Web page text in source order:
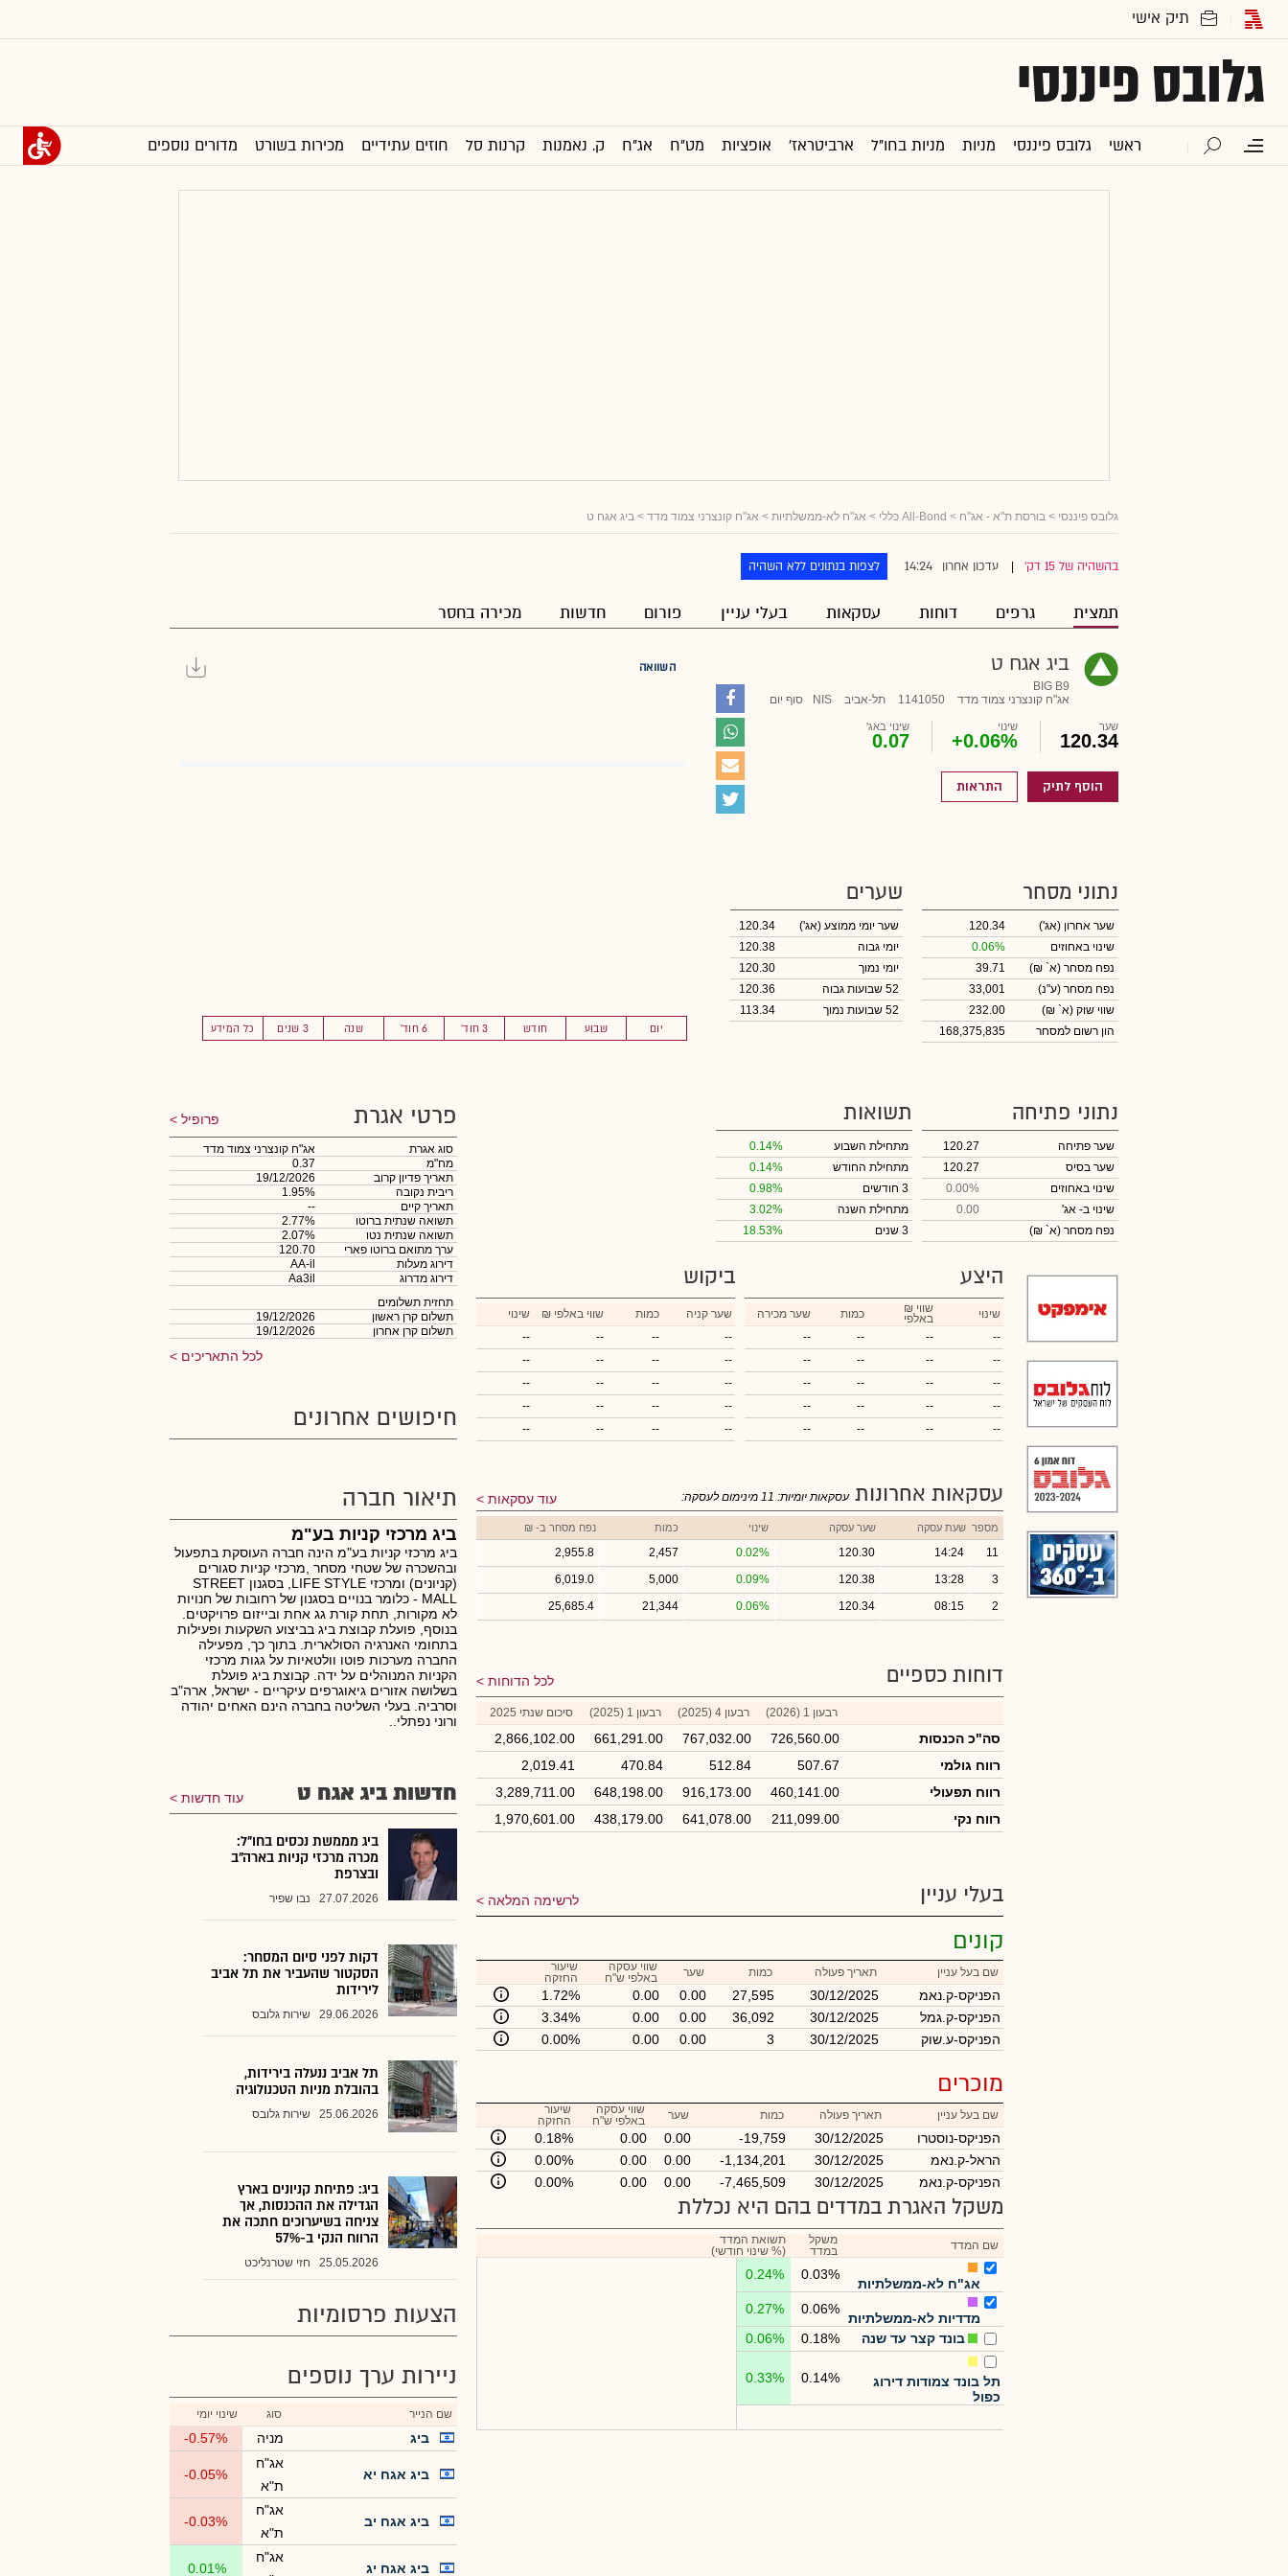
גלובס פיננסי
ראשי גלובס פיננסי מניות מניות בחו"ל ארביטראז' אופציות מט"ח אג"ח ק. נאמנות קרנות סל חוזים עתידיים מכירות בשורט מדורים נוספים
גלובס פיננסי > בורסת ת"א - אג"ח > All-Bond כללי > אג"ח לא-ממשלתיות > אג"ח קונצרני צמוד מדד > ביג אגח ט
בהשהיה של 15 דק' עדכון אחרון 14:24 לצפות בנתונים ללא השהיה
תמצית גרפים דוחות עסקאות בעלי עניין פורום חדשות מכירה בחסר
ביג אגח ט
BIG B9
אג"ח קונצרני צמוד מדד
1141050 תל-אביב NIS סוף יום
שער
120.34
שינוי
+0.06%
שינוי באג'
0.07
הוסף לתיק התראות
השוואה
יום שבוע חודש 3 חוד' 6 חוד' שנה 3 שנים כל המידע
נתוני מסחר
שער אחרון (אג')
120.34
שינוי באחוזים
0.06%
נפח מסחר (א` ₪)
39.71
נפח מסחר (ע"נ)
33,001
שווי שוק (א` ₪)
232.00
הון רשום למסחר
168,375,835
שערים
שער יומי ממוצע (אג')
120.34
יומי גבוה
120.38
יומי נמוך
120.30
52 שבועות גבוה
120.36
52 שבועות נמוך
113.34
נתוני פתיחה
שער פתיחה
120.27
שער בסיס
120.27
שינוי באחוזים
0.00%
שינוי ב- אג'
0.00
נפח מסחר (א` ₪)
תשואות
מתחילת השבוע
0.14%
מתחילת החודש
0.14%
3 חודשים
0.98%
מתחילת השנה
3.02%
3 שנים
18.53%
היצע
שינוי ₪ שווי
באלפי כמות
שער מכירה
--
--
--
--
--
--
--
--
--
--
--
--
--
--
--
--
--
--
--
--
ביקוש
שער קניה כמות ₪ שווי באלפי
שינוי
--
--
--
--
--
--
--
--
--
--
--
--
--
--
--
--
--
--
--
--
עסקאות אחרונות עוד עסקאות עסקאות יומיות: 11 מינימום לעסקה:
מספר שעת עסקה שער עסקה שינוי כמות נפח מסחר ב- ₪
11
14:24
120.30
0.02%
2,457
2,955.8
3
13:28
120.38
0.09%
5,000
6,019.0
2
08:15
120.34
0.06%
21,344
25,685.4
דוחות כספיים לכל הדוחות
רבעון 1 (2026) רבעון 4 (2025) רבעון 1 (2025) סיכום שנתי 2025
סה"כ הכנסות 726,560.00
767,032.00
661,291.00
2,866,102.00
רווח גולמי
507.67
512.84
470.84
2,019.41
רווח תפעולי
460,141.00
916,173.00
648,198.00
3,289,711.00
רווח נקי
211,099.00
641,078.00
438,179.00
1,970,601.00
בעלי עניין לרשימה המלאה
קונים
שם בעל עניין תאריך פעולה כמות שער
שווי עסקה
באלפי ש"ח
שיעור
החזקה
הפניקס-ק.נאמ 30/12/2025
27,595
0.00
0.00
1.72%
הפניקס-ק.גמל
30/12/2025
36,092
0.00
0.00
3.34%
הפניקס-ע.שוק
30/12/2025
3
0.00
0.00
0.00%
מוכרים
שם בעל עניין תאריך פעולה כמות שער
שווי עסקה
באלפי ש"ח
שיעור
החזקה
הפניקס-נוסטרו 30/12/2025
-19,759
0.00
0.00
0.18%
הראל-ק.נאמ
30/12/2025
-1,134,201
0.00
0.00
0.00%
הפניקס-ק.נאמ
30/12/2025
-7,465,509
0.00
0.00
0.00%
משקל האגרת במדדים בהם היא נכללת
שם המדד
משקל
במדד
תשואת המדד
(% שינוי חודשי)
אג"ח לא-ממשלתיות
0.03%
0.24%
מדדיות לא-ממשלתיות
0.06%
0.27%
בונד קצר עד שנה
0.18%
0.06%
תל בונד צמודות דירוג
כפול
0.14%
0.33%
פרטי אגרת פרופיל
סוג אגרת
אג"ח קונצרני צמוד מדד
מח"מ
0.37
תאריך פדיון קרוב
19/12/2026
ריבית נקובה
1.95%
תאריך קיים
--
תשואה שנתית ברוטו
2.77%
תשואה שנתית נטו
2.07%
ערך מתואם ברוטו פארי
120.70
דירוג מעלות
AA-il
דירוג מדרוג
Aa3il
תחזית תשלומים
תשלום קרן ראשון
19/12/2026
תשלום קרן אחרון
19/12/2026
לכל התאריכים
חיפושים אחרונים
תיאור חברה
ביג מרכזי קניות בע"מ
ביג מרכזי קניות בע"מ הינה חברה העוסקת בתפעול
ובהשכרה של שטחי מסחר ,מרכזי קניות סגורים
(קניונים) ומרכזי LIFE STYLE, בסגנון STREET
MALL - כלומר בנויים בסגנון של רחובות של חנויות
לא מקורות, תחת קורת גג אחת ובייזום פרויקטים.
בנוסף, פועלת קבוצת ביג בביצוע השקעות ופעילות
בתחומי האנרגיה הסולארית. בתוך כך, מפעילה
החברה מערכות פוטו וולטאיות על גגות מרכזי
הקניות המנוהלים על ידה. קבוצת ביג פועלת
בשלושה אזורים גיאוגרפים עיקריים - ישראל, ארה"ב
וסרביה. בעלי השליטה בחברה הינם האחים יהודה
ורוני נפתלי..
חדשות ביג אגח ט עוד חדשות
ביג מממשת נכסים בחו"ל:
מכרה מרכזי קניות בארה"ב
ובצרפת
27.07.2026 נבו שפיר
דקות לפני סיום המסחר:
הסקטור שהעביר את תל אביב
לירידות
29.06.2026 שירות גלובס
תל אביב ננעלה בירידות,
בהובלת מניות הטכנולוגיה
25.06.2026 שירות גלובס
ביג: פתיחת קניונים בארץ
הגדילה את ההכנסות, אך
צניחה בשיערוכים חתכה את
הרווח הנקי ב-57%
25.05.2026 חזי שטרנליכט
הצעות פרסומיות
ניירות ערך נוספים
שם הנייר סוג שינוי יומי
ביג מניה -0.57%
ביג אגח יא
אג"ח
ת"א
-0.05%
ביג אגח יב
אג"ח
ת"א
-0.03%
ביג אגח יג
אג"ח
0.01%